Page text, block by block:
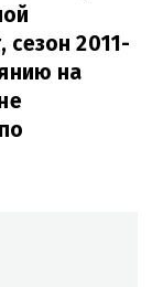
сезон 2011-
на